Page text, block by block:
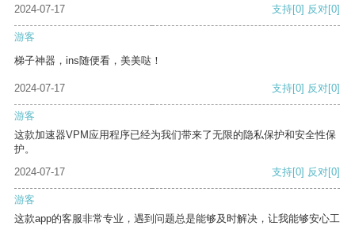
2024-07-17
支持[0] 反对[0]
游客
梯子神器，ins随便看，美美哒！
2024-07-17 支持[0] 反对[0]
游客
这款加速器VPM应用程序已经为我们带来了无限的隐私保护和安全性保
护。
2024-07-17
支持[0] 反对[0]
游客
这款app的客服非常专业，遇到问题总是能够及时解决，让我能够安心工